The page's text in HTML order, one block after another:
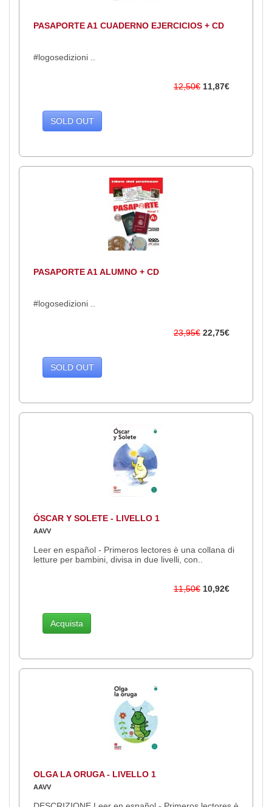
PASAPORTE A1 CUADERNO EJERCICIOS + CD
#logosedizioni ..
12,50€ 11,87€
SOLD OUT
PASAPORTE A1 ALUMNO + CD
#logosedizioni ..
23,95€ 22,75€
SOLD OUT
ÓSCAR Y SOLETE - LIVELLO 1
AAVV
Leer en español - Primeros lectores è una collana di
letture per bambini, divisa in due livelli, con..
11,50€ 10,92€
Acquista
OLGA LA ORUGA - LIVELLO 1
AAVV